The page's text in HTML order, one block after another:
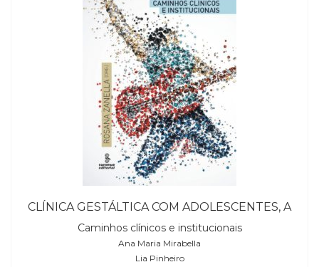
CLÍNICA GESTÁLTICA COM ADOLESCENTES, A
Caminhos clínicos e institucionais
Ana Maria Mirabella
Lia Pinheiro